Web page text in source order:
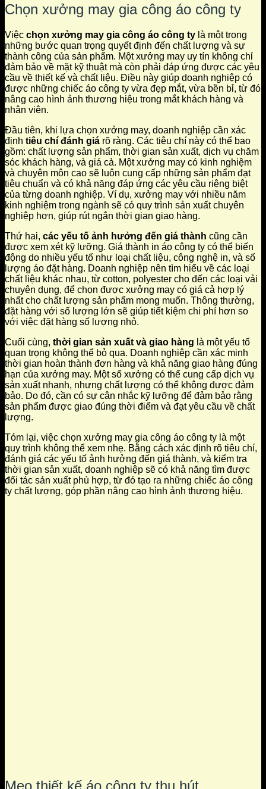
Chọn xưởng may gia công áo công ty
Việc chọn xưởng may gia công áo công ty là một trong
những bước quan trọng quyết định đến chất lượng và sự
thành công của sản phẩm. Một xưởng may uy tín không chỉ
đảm bảo về mặt kỹ thuật mà còn phải đáp ứng được các yêu
cầu về thiết kế và chất liệu. Điều này giúp doanh nghiệp có
được những chiếc áo công ty vừa đẹp mắt, vừa bền bỉ, từ đó
nâng cao hình ảnh thương hiệu trong mắt khách hàng và
nhân viên.
Đầu tiên, khi lựa chọn xưởng may, doanh nghiệp cần xác
định tiêu chí đánh giá rõ ràng. Các tiêu chí này có thể bao
gồm: chất lượng sản phẩm, thời gian sản xuất, dịch vụ chăm
sóc khách hàng, và giá cả. Một xưởng may có kinh nghiệm
và chuyên môn cao sẽ luôn cung cấp những sản phẩm đạt
tiêu chuẩn và có khả năng đáp ứng các yêu cầu riêng biệt
của từng doanh nghiệp. Ví dụ, xưởng may với nhiều năm
kinh nghiệm trong ngành sẽ có quy trình sản xuất chuyên
nghiệp hơn, giúp rút ngắn thời gian giao hàng.
Thứ hai, các yếu tố ảnh hưởng đến giá thành cũng cần
được xem xét kỹ lưỡng. Giá thành in áo công ty có thể biến
động do nhiều yếu tố như loại chất liệu, công nghệ in, và số
lượng áo đặt hàng. Doanh nghiệp nên tìm hiểu về các loại
chất liệu khác nhau, từ cotton, polyester cho đến các loại vải
chuyên dụng, để chọn được xưởng may có giá cả hợp lý
nhất cho chất lượng sản phẩm mong muốn. Thông thường,
đặt hàng với số lượng lớn sẽ giúp tiết kiệm chi phí hơn so
với việc đặt hàng số lượng nhỏ.
Cuối cùng, thời gian sản xuất và giao hàng là một yếu tố
quan trọng không thể bỏ qua. Doanh nghiệp cần xác minh
thời gian hoàn thành đơn hàng và khả năng giao hàng đúng
hạn của xưởng may. Một số xưởng có thể cung cấp dịch vụ
sản xuất nhanh, nhưng chất lượng có thể không được đảm
bảo. Do đó, cần có sự cân nhắc kỹ lưỡng để đảm bảo rằng
sản phẩm được giao đúng thời điểm và đạt yêu cầu về chất
lượng.
Tóm lại, việc chọn xưởng may gia công áo công ty là một
quy trình không thể xem nhẹ. Bằng cách xác định rõ tiêu chí,
đánh giá các yếu tố ảnh hưởng đến giá thành, và kiểm tra
thời gian sản xuất, doanh nghiệp sẽ có khả năng tìm được
đối tác sản xuất phù hợp, từ đó tạo ra những chiếc áo công
ty chất lượng, góp phần nâng cao hình ảnh thương hiệu.
Mẹo thiết kế áo công ty thu hút